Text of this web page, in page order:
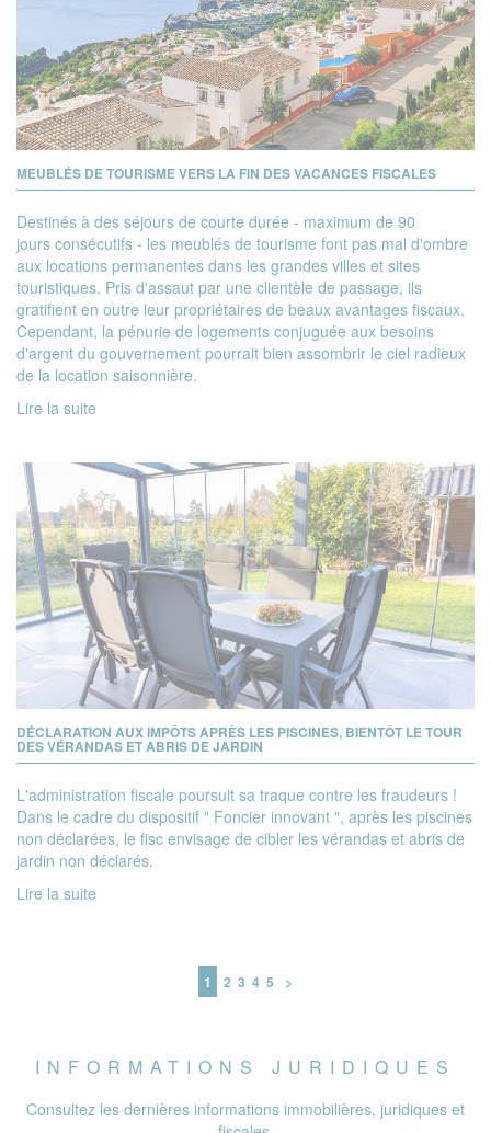
MEUBLÉS DE TOURISME VERS LA FIN DES VACANCES FISCALES
Destinés à des séjours de courte durée - maximum de 90
jours consécutifs - les meublés de tourisme font pas mal d'ombre
aux locations permanentes dans les grandes villes et sites
touristiques. Pris d'assaut par une clientèle de passage, ils
gratifient en outre leur propriétaires de beaux avantages fiscaux.
Cependant, la pénurie de logements conjuguée aux besoins
d'argent du gouvernement pourrait bien assombrir le ciel radieux
de la location saisonnière.
Lire la suite
DÉCLARATION AUX IMPÔTS APRÈS LES PISCINES, BIENTÔT LE TOUR
DES VÉRANDAS ET ABRIS DE JARDIN
L'administration fiscale poursuit sa traque contre les fraudeurs !
Dans le cadre du dispositif " Foncier innovant ", après les piscines
non déclarées, le fisc envisage de cibler les vérandas et abris de
jardin non déclarés.
Lire la suite
1 2 3 4 5 >
INFORMATIONS JURIDIQUES
Consultez les dernières informations immobilières, juridiques et